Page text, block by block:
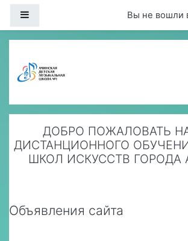
Вы не вошли
ДОБРО ПОЖАЛОВАТЬ
ДИСТАНЦИОННОГО
ШКОЛ ИСКУССТВ ГОРОДА
Объявления сайта